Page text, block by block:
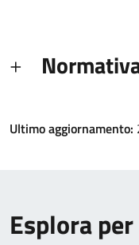
Ultimo aggiornamento:
Esplora